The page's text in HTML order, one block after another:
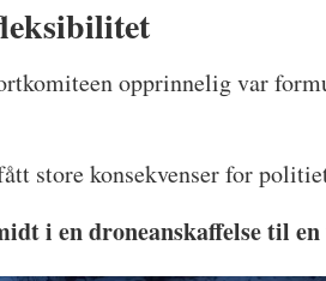
opprinnelig var
store konsekvenser for
i en droneanskaffelse til